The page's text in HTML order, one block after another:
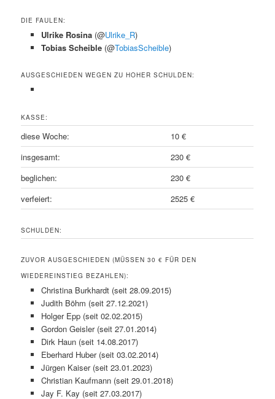
DIE FAULEN:
Ulrike Rosina (@Ulrike_R)
Tobias Scheible (@TobiasScheible)
AUSGESCHIEDEN WEGEN ZU HOHER SCHULDEN:
KASSE:
diese Woche:
10 €
insgesamt:
230 €
beglichen:
230 €
verfeiert:
2525 €
SCHULDEN:
ZUVOR AUSGESCHIEDEN (MÜSSEN 30 € FÜR DEN
WIEDEREINSTIEG BEZAHLEN):
Christina Burkhardt (seit 28.09.2015)
Judith Böhm (seit 27.12.2021)
Holger Epp (seit 02.02.2015)
Gordon Geisler (seit 27.01.2014)
Dirk Haun (seit 14.08.2017)
Eberhard Huber (seit 03.02.2014)
Jürgen Kaiser (seit 23.01.2023)
Christian Kaufmann (seit 29.01.2018)
Jay F. Kay (seit 27.03.2017)